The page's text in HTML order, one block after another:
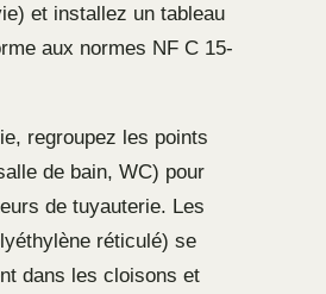
et installez un tableau
aux normes NF C 15-
regroupez les points
de bain, WC) pour
de tuyauterie. Les
réticulé) se
dans les cloisons et